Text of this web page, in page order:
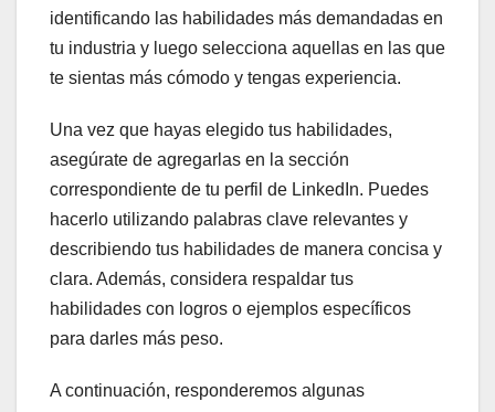
identificando las habilidades más demandadas en
tu industria y luego selecciona aquellas en las que
te sientas más cómodo y tengas experiencia.
Una vez que hayas elegido tus habilidades,
asegúrate de agregarlas en la sección
correspondiente de tu perfil de LinkedIn. Puedes
hacerlo utilizando palabras clave relevantes y
describiendo tus habilidades de manera concisa y
clara. Además, considera respaldar tus
habilidades con logros o ejemplos específicos
para darles más peso.
A continuación, responderemos algunas